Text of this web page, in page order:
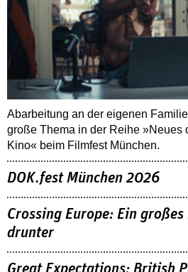
Abarbeitung an der eigenen
große Thema in der Reihe »Neues
Kino« beim Filmfest München.
DOK.fest München 2026
Crossing Europe: Ein
drunter